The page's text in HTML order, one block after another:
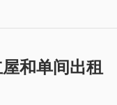
和单间出租